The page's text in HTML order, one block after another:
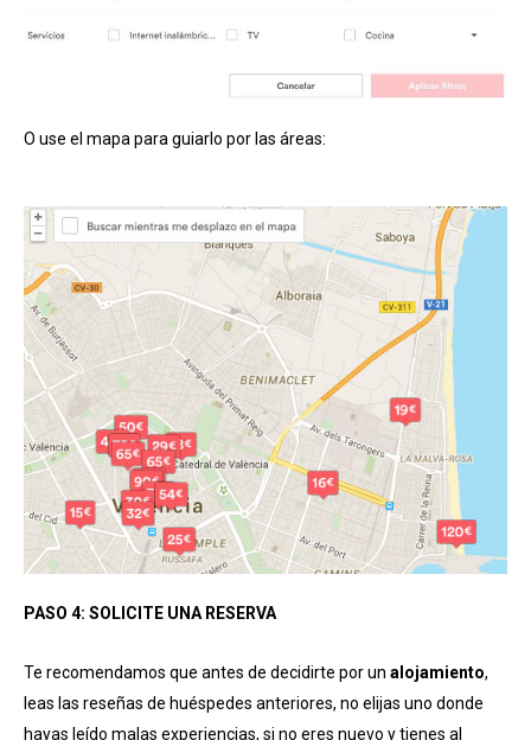
O use el mapa para guiarlo por las áreas:
PASO 4: SOLICITE UNA RESERVA
Te recomendamos que antes de decidirte por un alojamiento,
leas las reseñas de huéspedes anteriores, no elijas uno donde
hayas leído malas experiencias, si no eres nuevo y tienes al